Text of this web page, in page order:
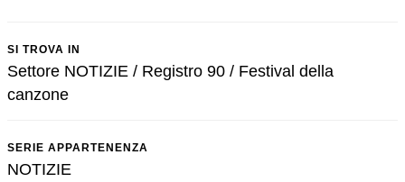
SI TROVA IN
Settore NOTIZIE / Registro 90 / Festival della
canzone
SERIE APPARTENENZA
NOTIZIE